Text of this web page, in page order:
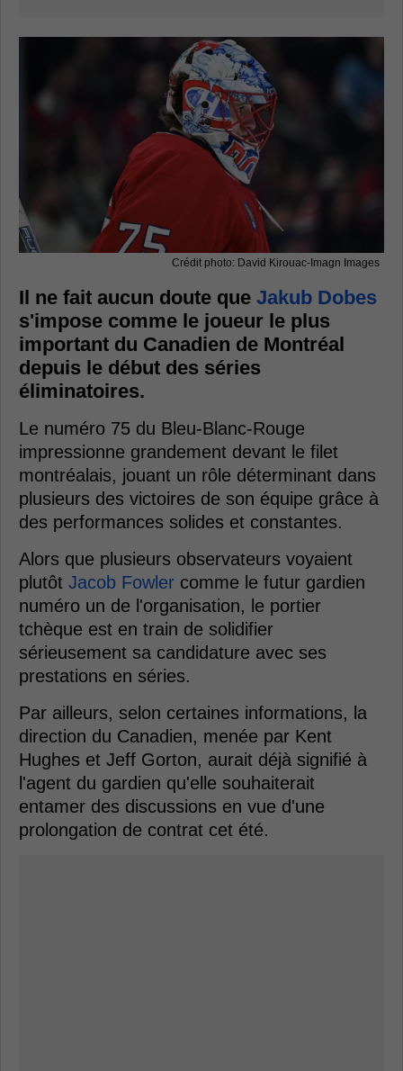
Crédit photo: David Kirouac-Imagn Images
Il ne fait aucun doute que Jakub Dobes
s'impose comme le joueur le plus
important du Canadien de Montréal
depuis le début des séries
éliminatoires.
Le numéro 75 du Bleu-Blanc-Rouge
impressionne grandement devant le filet
montréalais, jouant un rôle déterminant dans
plusieurs des victoires de son équipe grâce à
des performances solides et constantes.
Alors que plusieurs observateurs voyaient
plutôt Jacob Fowler comme le futur gardien
numéro un de l'organisation, le portier
tchèque est en train de solidifier
sérieusement sa candidature avec ses
prestations en séries.
Par ailleurs, selon certaines informations, la
direction du Canadien, menée par Kent
Hughes et Jeff Gorton, aurait déjà signifié à
l'agent du gardien qu'elle souhaiterait
entamer des discussions en vue d'une
prolongation de contrat cet été.